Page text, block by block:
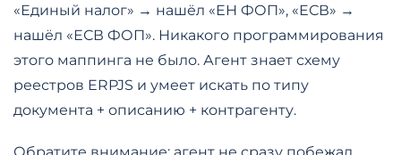
«Единый налог» → нашёл «ЕН ФОП», «ЕСВ» →
нашёл «ЕСВ ФОП». Никакого программирования
этого маппинга не было. Агент знает схему
реестров ERPJS и умеет искать по типу
документа + описанию + контрагенту.